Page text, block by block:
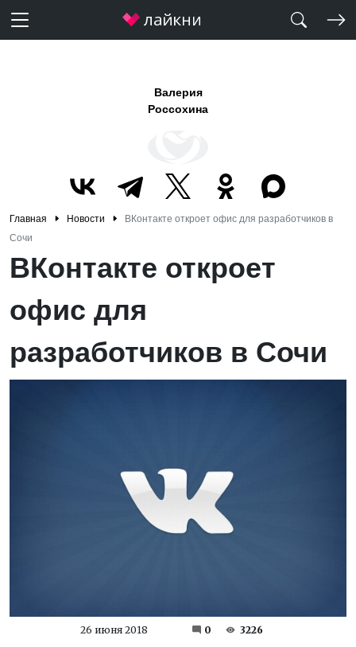
Валерия
Россохина
Главная Новости
ВКонтакте откроет офис для разработчиков в
Сочи
ВКонтакте откроет
офис для
разработчиков в Сочи
26 июня 2018 0 3226